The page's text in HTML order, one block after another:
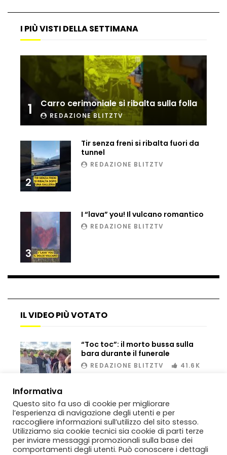
Ucraina, ecco come gli F16 intercettano
Tir bloccato sul passaggio a livello:
treno lo distrugge
Parco divertimenti, attrazione cede
all’improvviso
Auto fuori controllo in Guatemala,
tragedia a Petén
Russia sotto zero: fiumi congelati e navi
rompighiaccio a Mosca
valanghe e proteggere i turisti
Auto si schianta, il guidatore vola dal
Tradisce la moglie e lo legano con lo
Tentano di salvarla dalla seggiovia, ma
il piano fallisce
I PIÙ VISTI DELLA SETTIMANA
1 Carro cerimoniale si ribalta sulla folla
REDAZIONE BLITZTV
2
Tir senza freni si ribalta fuori da
tunnel
REDAZIONE BLITZTV
3
I “lava” you! Il vulcano romantico
REDAZIONE BLITZTV
IL VIDEO PIÙ VOTATO
00:02
“Toc toc”: il morto bussa sulla
bara durante il funerale
REDAZIONE BLITZTV 41.6K
Informativa
Questo sito fa uso di cookie per migliorare
l’esperienza di navigazione degli utenti e per
raccogliere informazioni sull’utilizzo del sito stesso.
Utilizziamo sia cookie tecnici sia cookie di parti terze
per inviare messaggi promozionali sulla base dei
comportamenti degli utenti. Può conoscere i dettagli